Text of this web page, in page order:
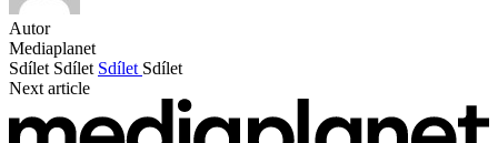
Autor
Mediaplanet
Sdílet Sdílet Sdílet Sdílet
Next article